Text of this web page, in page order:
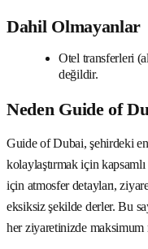
Dahil Olmayanlar
Otel transferleri
değildir.
Neden Guide of
Guide of Dubai, şehirdeki
kolaylaştırmak için
için atmosfer detayları,
eksiksiz şekilde derler. Bu
her ziyaretinizde